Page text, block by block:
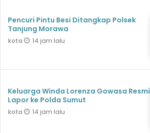
Pencuri Pintu Besi Ditangkap Polsek
Tanjung Morawa
kota 14 jam lalu
Keluarga Winda Lorenza Gowasa Resmi
Lapor ke Polda Sumut
kota 14 jam lalu